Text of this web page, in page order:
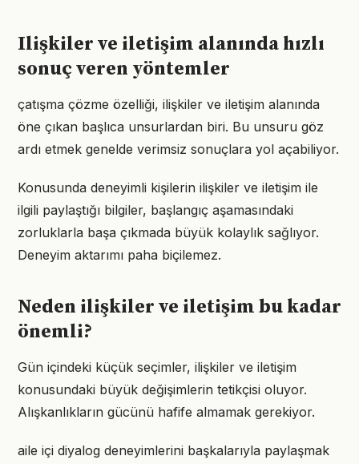
Ilişkiler ve iletişim alanında hızlı
sonuç veren yöntemler
çatışma çözme özelliği, ilişkiler ve iletişim alanında
öne çıkan başlıca unsurlardan biri. Bu unsuru göz
ardı etmek genelde verimsiz sonuçlara yol açabiliyor.
Konusunda deneyimli kişilerin ilişkiler ve iletişim ile
ilgili paylaştığı bilgiler, başlangıç aşamasındaki
zorluklarla başa çıkmada büyük kolaylık sağlıyor.
Deneyim aktarımı paha biçilemez.
Neden ilişkiler ve iletişim bu kadar
önemli?
Gün içindeki küçük seçimler, ilişkiler ve iletişim
konusundaki büyük değişimlerin tetikçisi oluyor.
Alışkanlıkların gücünü hafife almamak gerekiyor.
aile içi diyalog deneyimlerini başkalarıyla paylaşmak